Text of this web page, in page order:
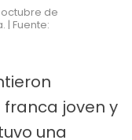
octubre de
| Fuente:
joven y
una